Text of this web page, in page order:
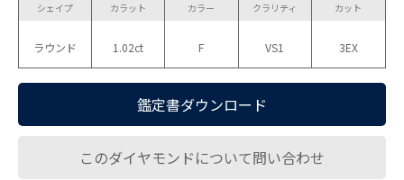
シェイプ
ラウンド
カラット
1.02ct
カラー
F
クラリティ
VS1
カット
3EX
鑑定書ダウンロード
このダイヤモンドについて問い合わせ